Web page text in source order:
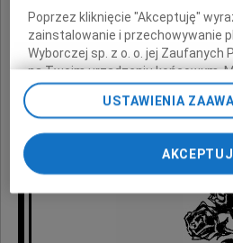
ze
Poprzez kliknięcie "Akceptuję"
zainstalowanie i przechowywanie
Wyborczej sp. z o. o. jej Zaufanych
na Twoim urządzeniu końcowym.
chwili zmienić swoje preferencje
ponownie wywołując narzędzie do
odnośnik „Ustawienia
przechodząc do sekcji „Ustawienia
Zmiana ustawień plików cookie
pomocą ustawień przeglądarki.
My, nasi Zaufani Partnerzy i Agora
USTAWIENIA